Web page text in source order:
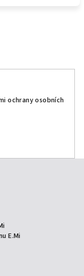
ochrany osobních
E.Mi